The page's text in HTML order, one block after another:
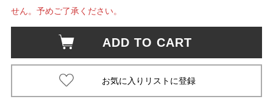
せん。予めご了承ください。
ADD TO CART